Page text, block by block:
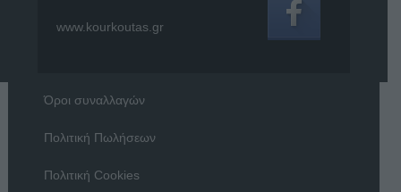
www.kourkoutas.gr
Όροι συναλλαγών
Πολιτική Πωλήσεων
Πολιτική Cookies